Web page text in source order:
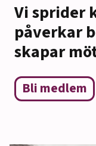
Vi sprider
påverkar
skapar
Bli medlem